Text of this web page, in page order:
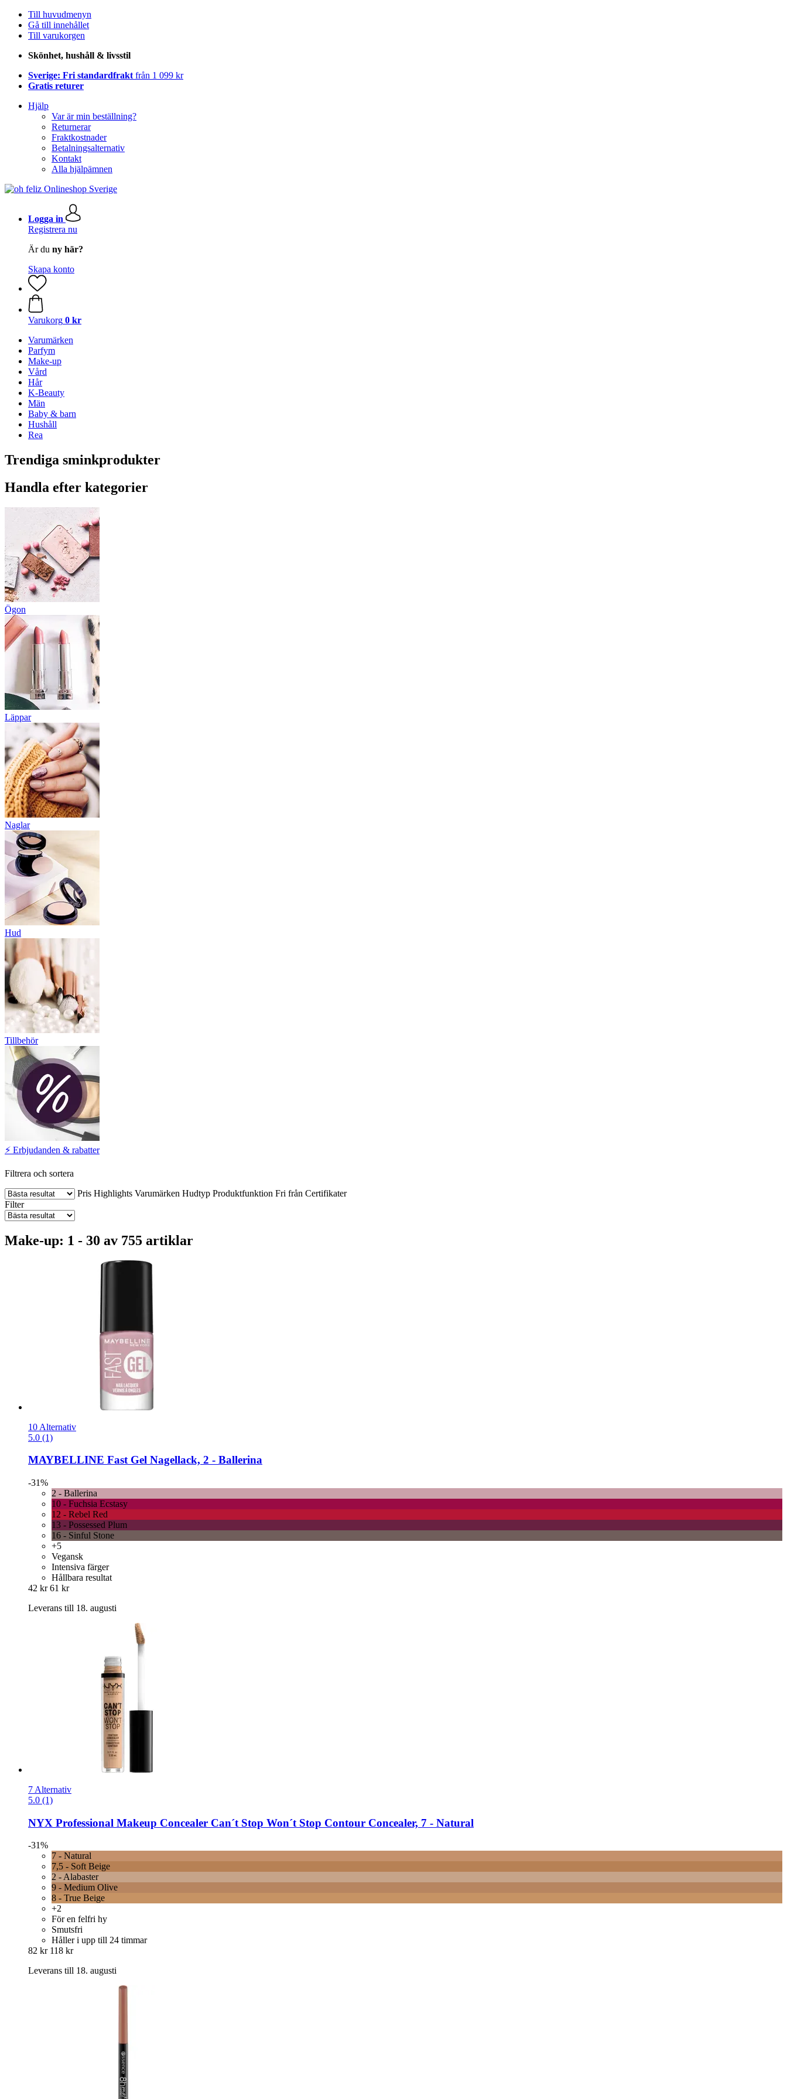
Till huvudmenyn
Gå till innehållet
Till varukorgen
Skönhet, hushåll & livsstil
Sverige: Fri standardfrakt från 1 099 kr
Gratis returer
Hjälp
Var är min beställning?
Returnerar
Fraktkostnader
Betalningsalternativ
Kontakt
Alla hjälpämnen
Logga in
Registrera nu
Är du ny här?
Skapa konto
Varukorg 0 kr
Varumärken
Parfym
Make-up
Vård
Hår
K-Beauty
Män
Baby & barn
Hushåll
Rea
Trendiga sminkprodukter
Handla efter kategorier
Ögon
Läppar
Naglar
Hud
Tillbehör
⚡️ Erbjudanden & rabatter
Filtrera och sortera
Pris Highlights Varumärken Hudtyp Produktfunktion Fri från Certifikater
Filter
Make-up: 1 - 30 av 755 artiklar
10 Alternativ
5.0 (1)
MAYBELLINE Fast Gel Nagellack, 2 -​ Ballerina
-31%
2 - Ballerina
10 - Fuchsia Ecstasy
12 - Rebel Red
13 - Possessed Plum
16 - Sinful Stone
+5
Vegansk
Intensiva färger
Hållbara resultat
42 kr 61 kr
Leverans till 18. augusti
7 Alternativ
5.0 (1)
NYX Professional Makeup Concealer Can´t Stop Won´t Stop Contour Concealer, 7 -​ Natural
-31%
7 - Natural
7,5 - Soft Beige
2 - Alabaster
9 - Medium Olive
8 - True Beige
+2
För en felfri hy
Smutsfri
Håller i upp till 24 timmar
82 kr 118 kr
Leverans till 18. augusti